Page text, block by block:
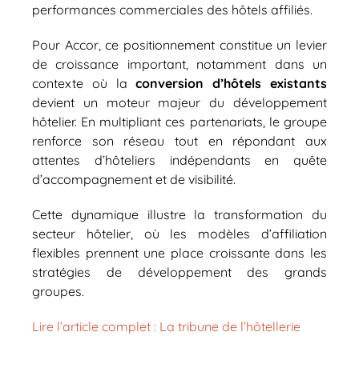
performances commerciales des hôtels affiliés.
Pour Accor, ce positionnement constitue un levier
de croissance important, notamment dans un
contexte où laconversion d’hôtels existants
devient un moteur majeur du développement
hôtelier. En multipliant ces partenariats, le groupe
renforce son réseau tout en répondant aux
attentes d’hôteliers indépendants en quête
d’accompagnement et de visibilité.
Cette dynamique illustre la transformation du
secteur hôtelier, où les modèles d’affiliation
flexibles prennent une place croissante dans les
stratégies de développement des grands
groupes.
Lire l’article complet : La tribune de l’hôtellerie